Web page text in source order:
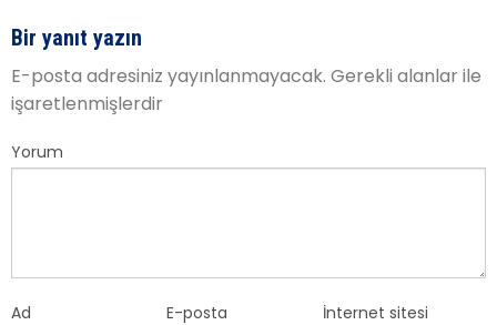
Bir yanıt yazın
E-posta adresiniz yayınlanmayacak. Gerekli alanlar ile
işaretlenmişlerdir
Yorum
Ad E-posta İnternet sitesi